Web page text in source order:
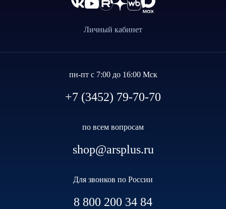
Личный кабинет
пн-пт с 7:00 до 16:00 Мск
+7 (3452) 79-70-70
по всем вопросам
shop@arsplus.ru
Для звонков по России
8 800 200 34 84